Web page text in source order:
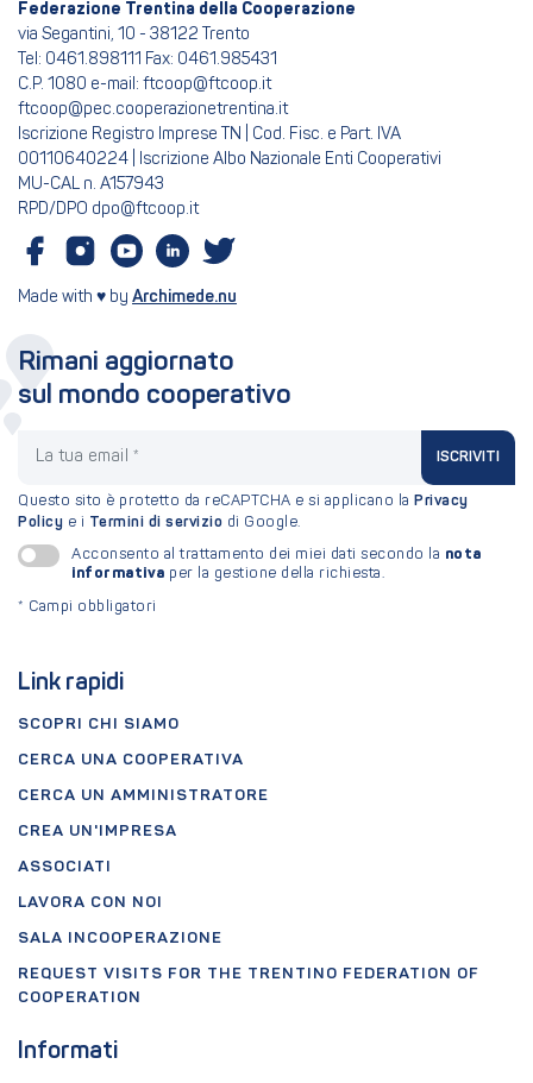
Federazione Trentina della Cooperazione
via Segantini, 10 - 38122 Trento
Tel: 0461.898111 Fax: 0461.985431
C.P. 1080 e-mail: ftcoop@ftcoop.it
ftcoop@pec.cooperazionetrentina.it
Iscrizione Registro Imprese TN | Cod. Fisc. e Part. IVA
00110640224 | Iscrizione Albo Nazionale Enti Cooperativi
MU-CAL n. A157943
RPD/DPO dpo@ftcoop.it
Made with ♥ by Archimede.nu
Link rapidi
SCOPRI CHI SIAMO
CERCA UNA COOPERATIVA
CERCA UN AMMINISTRATORE
CREA UN'IMPRESA
ASSOCIATI
LAVORA CON NOI
SALA INCOOPERAZIONE
REQUEST VISITS FOR THE TRENTINO FEDERATION OF
COOPERATION
Informati
Rimani aggiornato
sul mondo cooperativo
ISCRIVITI
Questo sito è protetto da reCAPTCHA e si applicano la Privacy
Policy e i Termini di servizio di Google.
Acconsento al trattamento dei miei dati secondo la nota
informativa per la gestione della richiesta.
* Campi obbligatori